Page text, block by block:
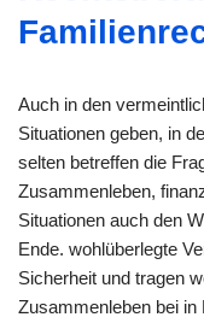
Auch in den
Situationen geben, in
selten betreffen die
Zusammenleben,
Situationen auch den
Ende. wohlüberlegte
Sicherheit und tragen
Zusammenleben bei in